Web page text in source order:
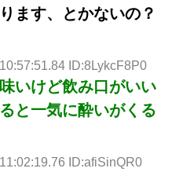
ます、とかないの？
ID:8LykcF8P0
いけど飲み口がいい
と一気に酔いがくる
ID:afiSinQR0